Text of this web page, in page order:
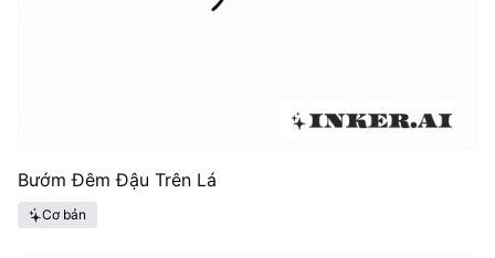
Bướm Đêm Đậu Trên Lá
Cơ bản